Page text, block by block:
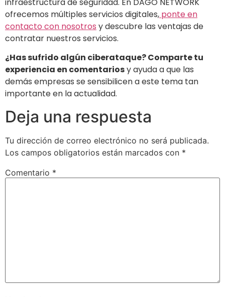
ofrecemos múltiples servicios digitales, ponte en
contacto con nosotros y descubre las ventajas de
contratar nuestros servicios.
¿Has sufrido algún ciberataque? Comparte tu
experiencia en comentariosy ayuda a que las
demás empresas se sensibilicen a este tema tan
importante en la actualidad.
Deja una respuesta
Tu dirección de correo electrónico no será publicada.
Los campos obligatorios están marcados con *
Comentario *